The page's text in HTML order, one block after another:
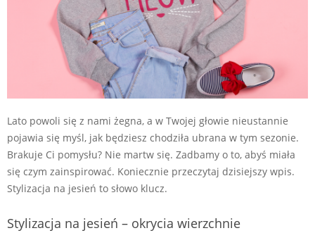
Lato powoli się z nami żegna, a w Twojej głowie nieustannie
pojawia się myśl, jak będziesz chodziła ubrana w tym sezonie.
Brakuje Ci pomysłu? Nie martw się. Zadbamy o to, abyś miała
się czym zainspirować. Koniecznie przeczytaj dzisiejszy wpis.
Stylizacja na jesień to słowo klucz.
Stylizacja na jesień – okrycia wierzchnie